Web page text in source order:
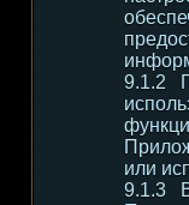
или